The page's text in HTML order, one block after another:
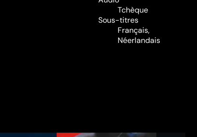
Tchèque
Sous-titres
Français,
Néerlandais